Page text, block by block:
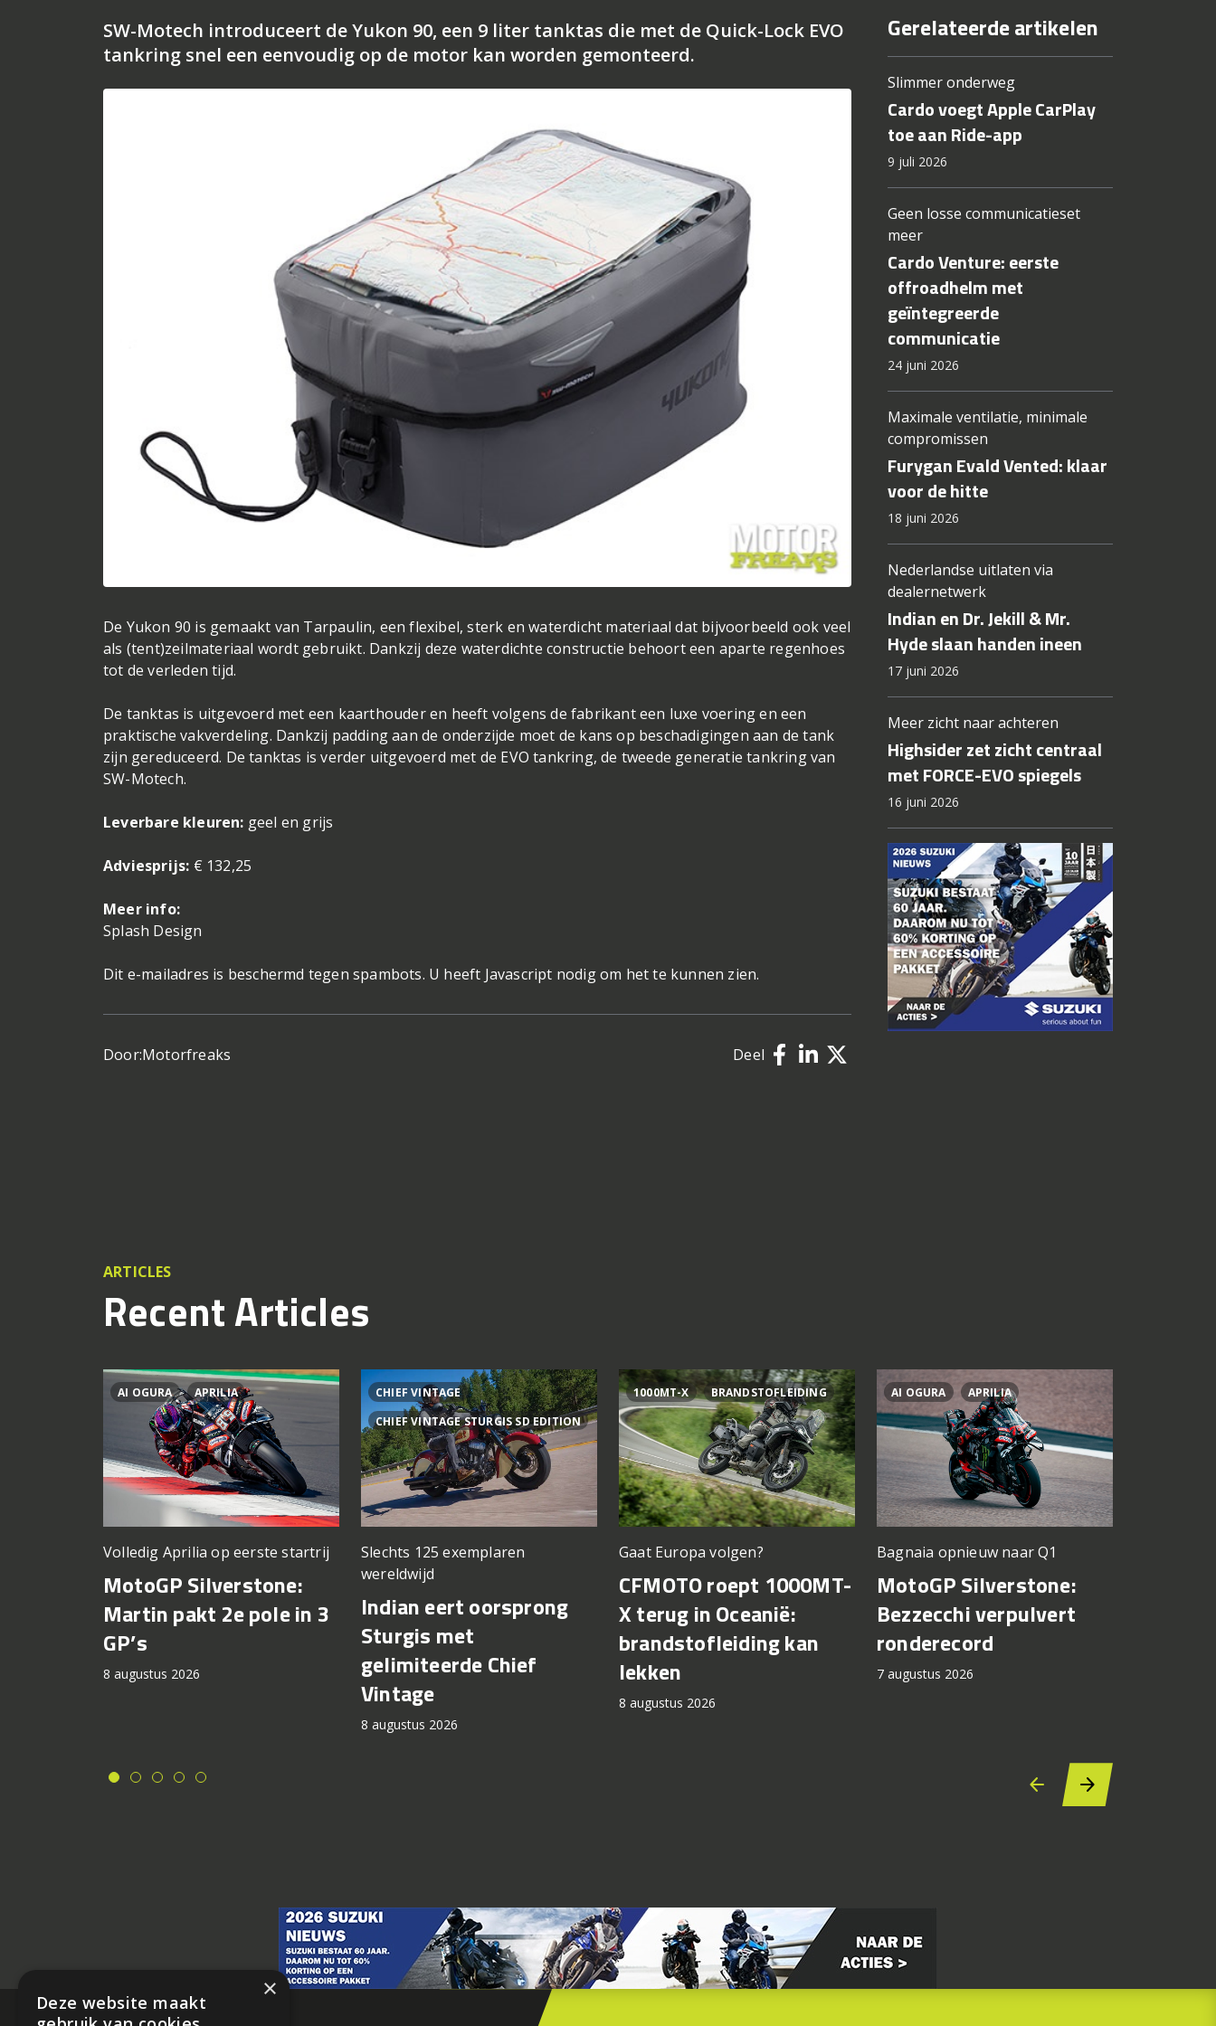
SW-Motech introduceert de Yukon 90, een 9 liter tanktas die met de Quick-Lock EVO
tankring snel een eenvoudig op de motor kan worden gemonteerd.
De Yukon 90 is gemaakt van Tarpaulin, een flexibel, sterk en waterdicht materiaal dat bijvoorbeeld ook veel
als (tent)zeilmateriaal wordt gebruikt. Dankzij deze waterdichte constructie behoort een aparte regenhoes
tot de verleden tijd.
De tanktas is uitgevoerd met een kaarthouder en heeft volgens de fabrikant een luxe voering en een
praktische vakverdeling. Dankzij padding aan de onderzijde moet de kans op beschadigingen aan de tank
zijn gereduceerd. De tanktas is verder uitgevoerd met de EVO tankring, de tweede generatie tankring van
SW-Motech.
Leverbare kleuren: geel en grijs
Adviesprijs: € 132,25
Meer info:
Splash Design
Dit e-mailadres is beschermd tegen spambots. U heeft Javascript nodig om het te kunnen zien.
Door:Motorfreaks Deel
Gerelateerde artikelen
Slimmer onderweg
Cardo voegt Apple CarPlay
toe aan Ride-app
9 juli 2026
Geen losse communicatieset
meer
Cardo Venture: eerste
offroadhelm met
geïntegreerde
communicatie
24 juni 2026
Maximale ventilatie, minimale
compromissen
Furygan Evald Vented: klaar
voor de hitte
18 juni 2026
Nederlandse uitlaten via
dealernetwerk
Indian en Dr. Jekill & Mr.
Hyde slaan handen ineen
17 juni 2026
Meer zicht naar achteren
Highsider zet zicht centraal
met FORCE-EVO spiegels
16 juni 2026
ARTICLES
Recent Articles
AI OGURA APRILIA
Volledig Aprilia op eerste startrij
MotoGP Silverstone:
Martin pakt 2e pole in 3
GP’s
8 augustus 2026
CHIEF VINTAGE
CHIEF VINTAGE STURGIS SD EDITION
Slechts 125 exemplaren
wereldwijd
Indian eert oorsprong
Sturgis met
gelimiteerde Chief
Vintage
8 augustus 2026
1000MT-X BRANDSTOFLEIDING
Gaat Europa volgen?
CFMOTO roept 1000MT-
X terug in Oceanië:
brandstofleiding kan
lekken
8 augustus 2026
AI OGURA APRILIA
Bagnaia opnieuw naar Q1
MotoGP Silverstone:
Bezzecchi verpulvert
ronderecord
7 augustus 2026
×
Deze website maakt